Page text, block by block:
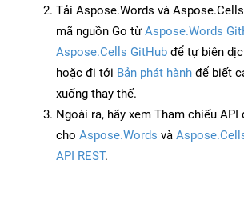
Tải Aspose.Words và
mã nguồn Go từAspose.Words
Aspose.Cells GitHub để tự biên
hoặc đi tới Bản phát hành để biết
xuống thay thế.
Ngoài ra, hãy xem Tham chiếu API
cho Aspose.Words và
API REST.